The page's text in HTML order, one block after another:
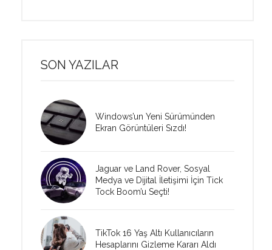
SON YAZILAR
Windows’un Yeni Sürümünden
Ekran Görüntüleri Sızdı!
Jaguar ve Land Rover, Sosyal
Medya ve Dijital İletişimi İçin Tick
Tock Boom’u Seçti!
TikTok 16 Yaş Altı Kullanıcıların
Hesaplarını Gizleme Kararı Aldı